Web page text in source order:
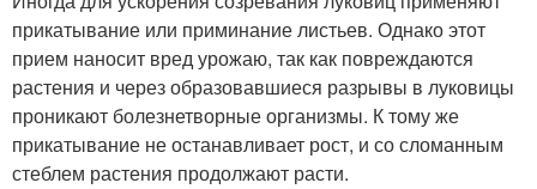
прикатывание или приминание листьев. Однако этот
прием наносит вред урожаю, так как повреждаются
растения и через образовавшиеся разрывы в луковицы
проникают болезнетворные организмы. К тому же
прикатывание не останавливает рост, и со сломанным
стеблем растения продолжают расти.